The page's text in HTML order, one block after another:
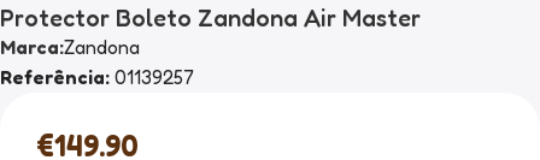
Protector Boleto Zandona Air Master
Marca:Zandona
Referência: 01139257
€149.90